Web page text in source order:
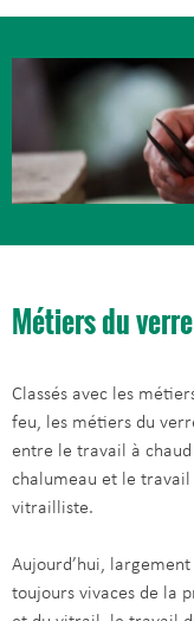
Métiers du
Classés avec les
feu, les métiers du
entre le travail à
chalumeau et le
vitrailliste.
Aujourd’hui,
toujours vivaces de la